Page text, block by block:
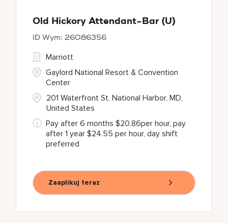
Old Hickory Attendant-Bar (U)
26086356
201 Waterfront St, National Harbor, MD,
United States
Marriott
Gaylord National Resort & Convention
Center
Pay after 6 months $20.86per hour, pay
after 1 year $24.55 per hour, day shift
preferred
Zaaplikuj teraz